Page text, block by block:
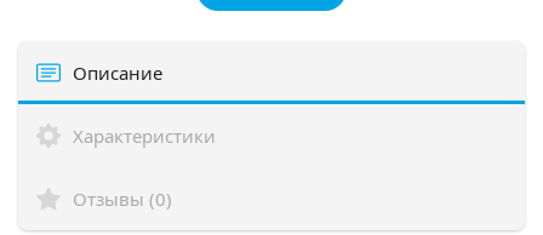
Описание
Характеристики
Отзывы (0)